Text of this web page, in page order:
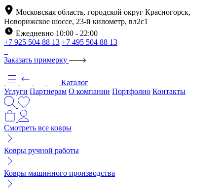
Московская область, городской округ Красногорск,
Новорижское шоссе, 23-й километр, вл2с1
Ежедневно 10:00 - 22:00
+7 925 504 88 13 +7 495 504 88 13
Заказать примерку
Каталог
Услуги Партнерам О компании Портфолио Контакты
Смотреть все ковры
Ковры ручной работы
Ковры машинного производства